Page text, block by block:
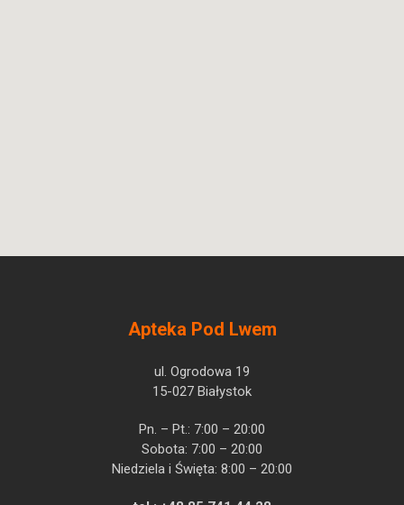
Apteka Pod Lwem
ul. Ogrodowa 19
15-027 Białystok
Pn. – Pt.: 7:00 – 20:00
Sobota: 7:00 – 20:00
Niedziela i Święta: 8:00 – 20:00